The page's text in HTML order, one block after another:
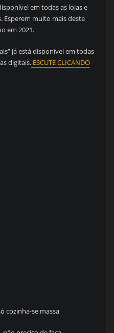
em todas as lojas e
Esperem muito mais deste
em 2021.
já está disponível em todas
digitais. ESCUTE CLICANDO
cozinha-se massa